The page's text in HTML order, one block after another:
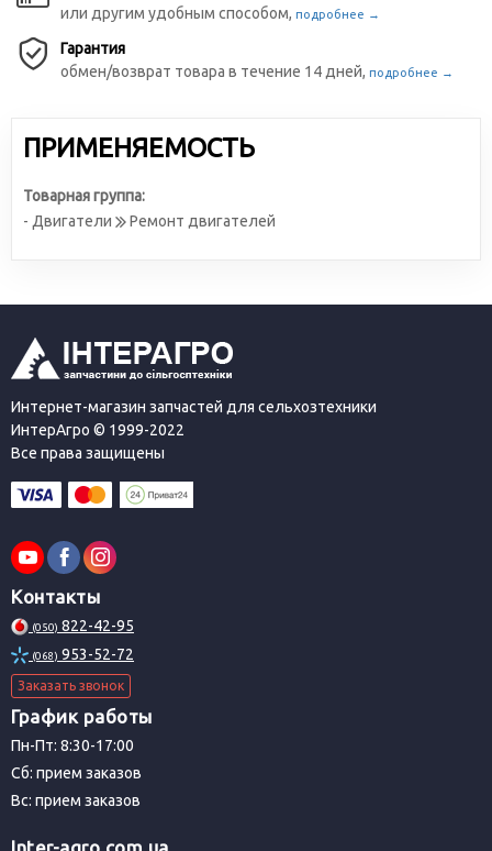
или другим удобным способом, подробнее →
Гарантия
обмен/возврат товара в течение 14 дней, подробнее →
ПРИМЕНЯЕМОСТЬ
Товарная группа:
- Двигатели
Ремонт двигателей
Интернет-магазин запчастей для сельхозтехники
ИнтерАгро © 1999-2022
Все права защищены
Контакты
(050) 822-42-95
(068) 953-52-72
Заказать звонок
График работы
Пн-Пт: 8:30-17:00
Сб: прием заказов
Вс: прием заказов